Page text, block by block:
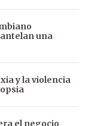
una
y la violencia
el negocio